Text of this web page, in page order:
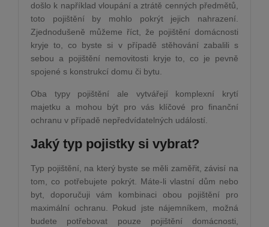
došlo k například vloupání a ztrátě cenných předmětů,
toto pojištění by mohlo pokrýt jejich nahrazení.
Zjednodušeně můžeme říct, že pojištění domácnosti
kryje to, co byste si v případě stěhování zabalili s
sebou a pojištění nemovitosti kryje to, co je pevně
spojené s konstrukcí domu či bytu.
Oba typy pojištění ale vytvářejí komplexní krytí
majetku a mohou být pro vás klíčové pro finanční
ochranu v případě nepředvídatelných událostí.
Jaký typ pojistky si vybrat?
Typ pojištění, na který byste se měli zaměřit, závisí na
tom, co potřebujete pokrýt. Máte-li vlastní dům nebo
byt, doporučuji vám kombinaci obou pojištění pro
maximální ochranu. Pokud jste nájemníkem, možná
budete potřebovat pouze pojištění domácnosti,